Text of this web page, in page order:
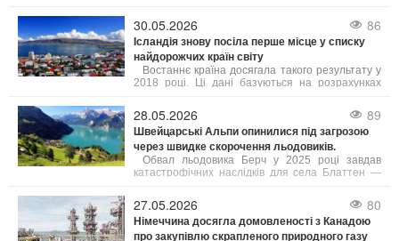
випробувального терміну. Крім цього, актор має
пройти курс лікування від алкогольної
залежності, тренінги з контролю над гнівом та
навчання толерантності. У разі невиконання
цих умов йому загрожує півроку ув’язнення.
30.05.2026 86
Ісландія знову посіла перше місце у списку
найдорожчих країн світу
Востаннє країна досягала такого результату у
2018 році. Ці дані базуються на розрахунках
від Eurostat та Центрального банку Ісландії, як
повідомляє Bloomberg. Рівень цін в Ісландії, яку
часто називають "країною льоду та вогню",
зараз приблизно на 3% вищий, ніж у Швейцарії.
28.05.2026 89
Швейцарські Альпи опинилися під загрозою
через швидке скорочення льодовиків.
Обвал льодовика Берч у 2025 році завдав
катастрофічних наслідків для села Блаттен —
27.05.2026 80
Німеччина досягла домовленості з Канадою
про закупівлю скрапленого природного газу